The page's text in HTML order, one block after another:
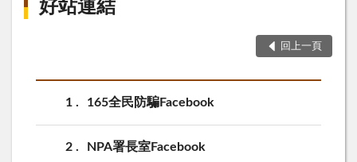
好站連結
回上一頁
1 165全民防騙Facebook
2 NPA署長室Facebook